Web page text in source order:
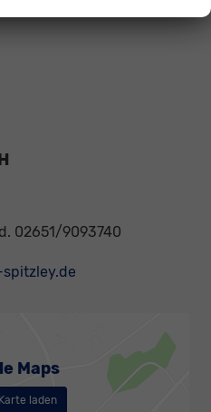
02651/9093740
Maps
laden